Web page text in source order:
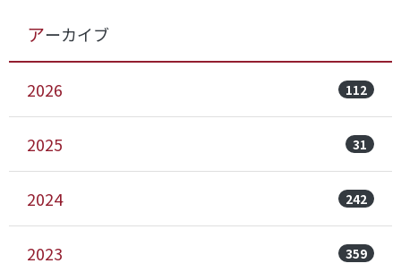
アーカイブ
2026 112
2025 31
2024 242
2023 359